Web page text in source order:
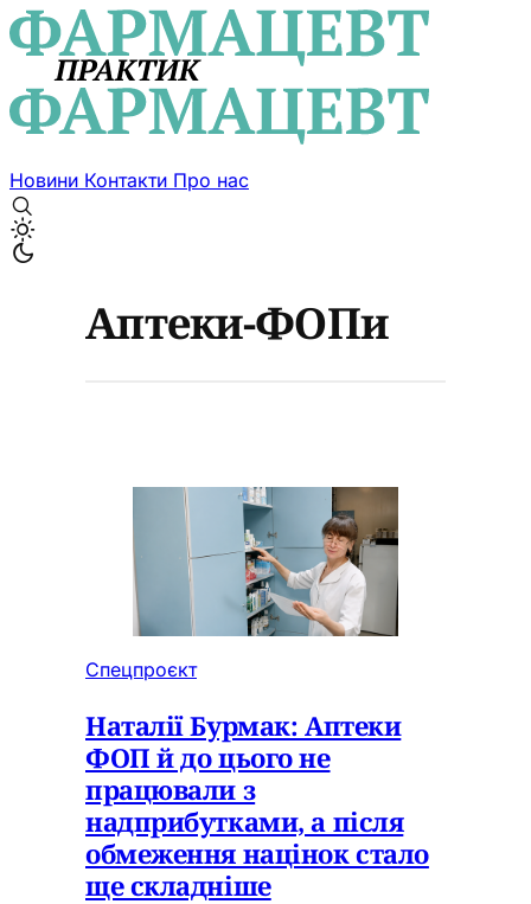
Новини Контакти Про нас
Аптеки-ФОПи
Спецпроєкт
Наталії Бурмак: Аптеки
ФОП й до цього не
працювали з
надприбутками, а після
обмеження націнок стало
ще складніше